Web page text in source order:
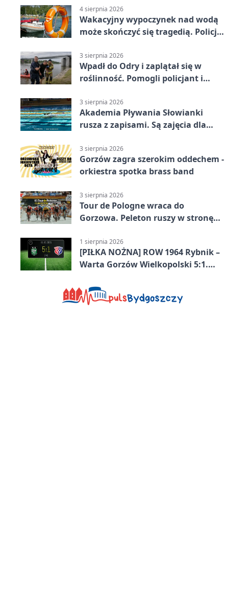
4 sierpnia 2026
Wakacyjny wypoczynek nad wodą
może skończyć się tragedią. Policja
3 sierpnia 2026
Wpadł do Odry i zaplątał się w
roślinność. Pomogli policjant i
3 sierpnia 2026
Akademia Pływania Słowianki
rusza z zapisami. Są zajęcia dla
3 sierpnia 2026
Gorzów zagra szerokim oddechem -
orkiestra spotka brass band
3 sierpnia 2026
Tour de Pologne wraca do
Gorzowa. Peleton ruszy w stronę
1 sierpnia 2026
[PIŁKA NOŻNA] ROW 1964 Rybnik –
Warta Gorzów Wielkopolski 5:1.
Lidze Grupa 3 (Grupa III)